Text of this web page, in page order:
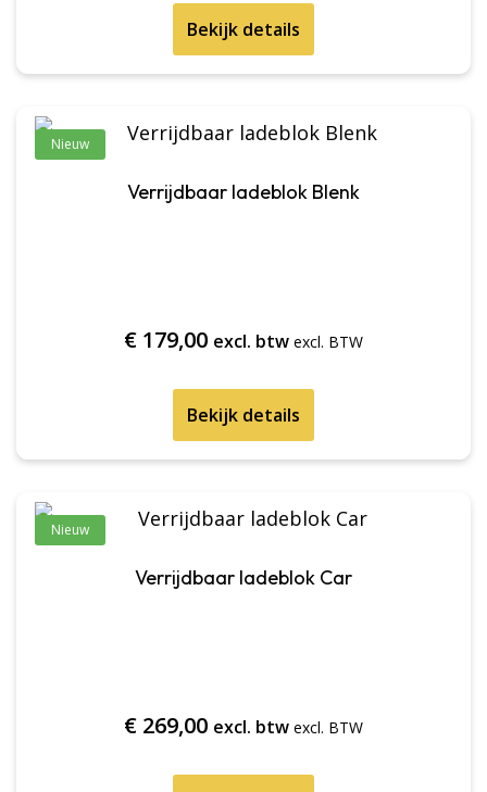
Bekijk details
Verrijdbaar ladeblok Blenk
Nieuw
€ 179,00 excl. btw
Bekijk details
Verrijdbaar ladeblok Car
Nieuw
€ 269,00 excl. btw